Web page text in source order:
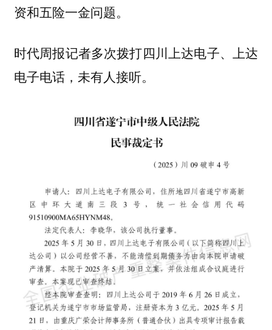
资和五险一金问题。
时代周报记者多次拨打四川上达电子、上达
电子电话，未有人接听。